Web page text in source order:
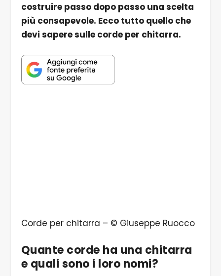
costruire passo dopo passo una scelta
più consapevole. Ecco tutto quello che
devi sapere sulle corde per chitarra.
Corde per chitarra – © Giuseppe Ruocco
Quante corde ha una chitarra
e quali sono i loro nomi?